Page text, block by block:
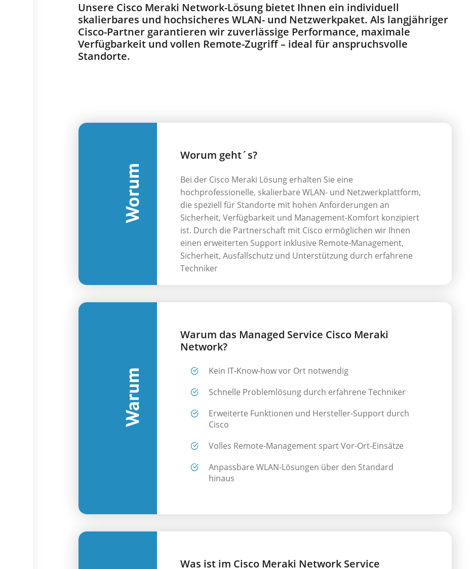
Unsere Cisco Meraki Network-Lösung bietet Ihnen ein individuell
skalierbares und hochsicheres WLAN- und Netzwerkpaket. Als langjähriger
Cisco-Partner garantieren wir zuverlässige Performance, maximale
Verfügbarkeit und vollen Remote-Zugriff – ideal für anspruchsvolle
Standorte.
Worum geht´s?
Bei der Cisco Meraki Lösung erhalten Sie eine
hochprofessionelle, skalierbare WLAN- und Netzwerkplattform,
die speziell für Standorte mit hohen Anforderungen an
Sicherheit, Verfügbarkeit und Management-Komfort konzipiert
ist. Durch die Partnerschaft mit Cisco ermöglichen wir Ihnen
einen erweiterten Support inklusive Remote-Management,
Sicherheit, Ausfallschutz und Unterstützung durch erfahrene
Techniker
Warum das Managed Service Cisco Meraki
Network?
Kein IT-Know-how vor Ort notwendig
Schnelle Problemlösung durch erfahrene Techniker
Erweiterte Funktionen und Hersteller-Support durch
Cisco
Volles Remote-Management spart Vor-Ort-Einsätze
Anpassbare WLAN-Lösungen über den Standard
hinaus
Was ist im Cisco Meraki Network Service
Unser Kassensystem -
Herzstück Ihrer Gastronomie